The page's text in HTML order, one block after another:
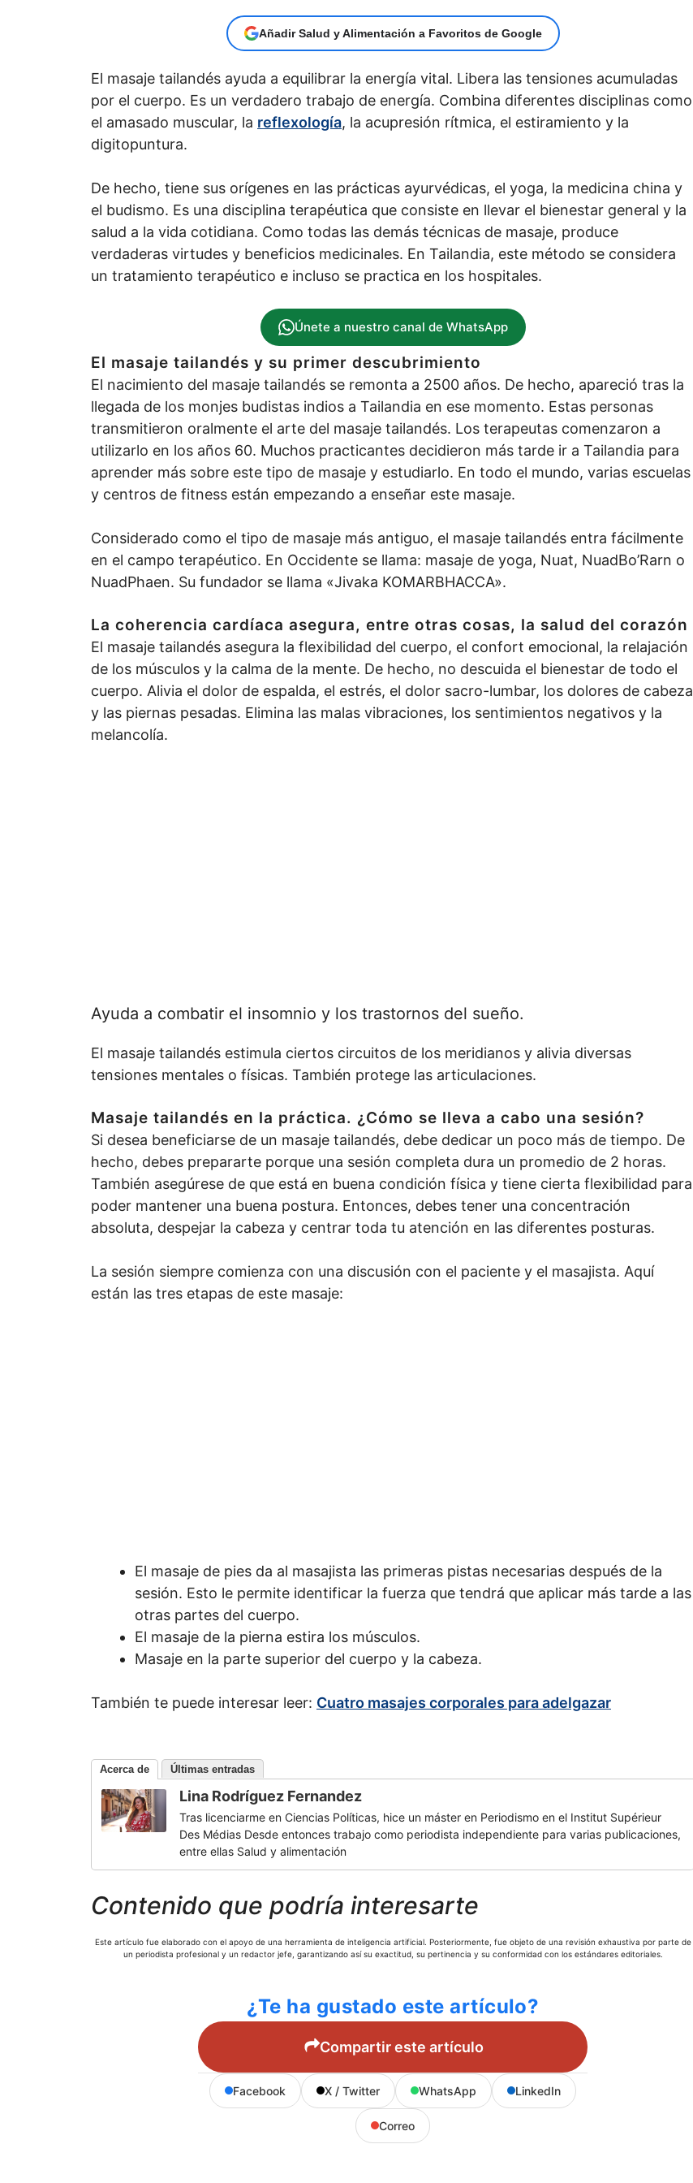
Añadir Salud y Alimentación a Favoritos de Google
El masaje tailandés ayuda a equilibrar la energía vital. Libera las tensiones acumuladas
por el cuerpo. Es un verdadero trabajo de energía. Combina diferentes disciplinas como
el amasado muscular, la reflexología, la acupresión rítmica, el estiramiento y la
digitopuntura.
De hecho, tiene sus orígenes en las prácticas ayurvédicas, el yoga, la medicina china y
el budismo. Es una disciplina terapéutica que consiste en llevar el bienestar general y la
salud a la vida cotidiana. Como todas las demás técnicas de masaje, produce
verdaderas virtudes y beneficios medicinales. En Tailandia, este método se considera
un tratamiento terapéutico e incluso se practica en los hospitales.
Únete a nuestro canal de WhatsApp
El masaje tailandés y su primer descubrimiento
El nacimiento del masaje tailandés se remonta a 2500 años. De hecho, apareció tras la
llegada de los monjes budistas indios a Tailandia en ese momento. Estas personas
transmitieron oralmente el arte del masaje tailandés. Los terapeutas comenzaron a
utilizarlo en los años 60. Muchos practicantes decidieron más tarde ir a Tailandia para
aprender más sobre este tipo de masaje y estudiarlo. En todo el mundo, varias escuelas
y centros de fitness están empezando a enseñar este masaje.
Considerado como el tipo de masaje más antiguo, el masaje tailandés entra fácilmente
en el campo terapéutico. En Occidente se llama: masaje de yoga, Nuat, NuadBo’Rarn o
NuadPhaen. Su fundador se llama «Jivaka KOMARBHACCA».
La coherencia cardíaca asegura, entre otras cosas, la salud del corazón
El masaje tailandés asegura la flexibilidad del cuerpo, el confort emocional, la relajación
de los músculos y la calma de la mente. De hecho, no descuida el bienestar de todo el
cuerpo. Alivia el dolor de espalda, el estrés, el dolor sacro-lumbar, los dolores de cabeza
y las piernas pesadas. Elimina las malas vibraciones, los sentimientos negativos y la
melancolía.
Ayuda a combatir el insomnio y los trastornos del sueño.
El masaje tailandés estimula ciertos circuitos de los meridianos y alivia diversas
tensiones mentales o físicas. También protege las articulaciones.
Masaje tailandés en la práctica. ¿Cómo se lleva a cabo una sesión?
Si desea beneficiarse de un masaje tailandés, debe dedicar un poco más de tiempo. De
hecho, debes prepararte porque una sesión completa dura un promedio de 2 horas.
También asegúrese de que está en buena condición física y tiene cierta flexibilidad para
poder mantener una buena postura. Entonces, debes tener una concentración
absoluta, despejar la cabeza y centrar toda tu atención en las diferentes posturas.
La sesión siempre comienza con una discusión con el paciente y el masajista. Aquí
están las tres etapas de este masaje:
El masaje de pies da al masajista las primeras pistas necesarias después de la
sesión. Esto le permite identificar la fuerza que tendrá que aplicar más tarde a las
otras partes del cuerpo.
El masaje de la pierna estira los músculos.
Masaje en la parte superior del cuerpo y la cabeza.
También te puede interesar leer: Cuatro masajes corporales para adelgazar
Acerca de Últimas entradas
Lina Rodríguez Fernandez
Tras licenciarme en Ciencias Políticas, hice un máster en Periodismo en el Institut Supérieur
Des Médias Desde entonces trabajo como periodista independiente para varias publicaciones,
entre ellas Salud y alimentación
Contenido que podría interesarte
Este artículo fue elaborado con el apoyo de una herramienta de inteligencia artificial. Posteriormente, fue objeto de una revisión exhaustiva por parte de
un periodista profesional y un redactor jefe, garantizando así su exactitud, su pertinencia y su conformidad con los estándares editoriales.
¿Te ha gustado este artículo?
Compartir este artículo
Facebook X / Twitter WhatsApp LinkedIn
Correo